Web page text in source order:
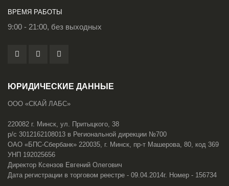
ВРЕМЯ РАБОТЫ
9:00 - 21:00, без выходных
ЮРИДИЧЕСКИЕ ДАННЫЕ
ООО «СКАЙ ЛАБС»
220082 г. Минск, ул. Притыцкого, 38
р/с 3012162108013 в Региональной дирекции №700
ОАО «БПС-Сбербанк» 220035, г. Минск, пр-т Машерова, 80, код 369
УНП 192025656
Директор Ксензов Евгений Олегович
Дата регистрации в торговом реестре - 09.04.2014г. Номер - 156734